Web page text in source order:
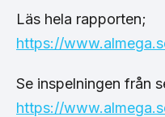
Läs hela rapporten;
https://
Se inspelningen från
https://